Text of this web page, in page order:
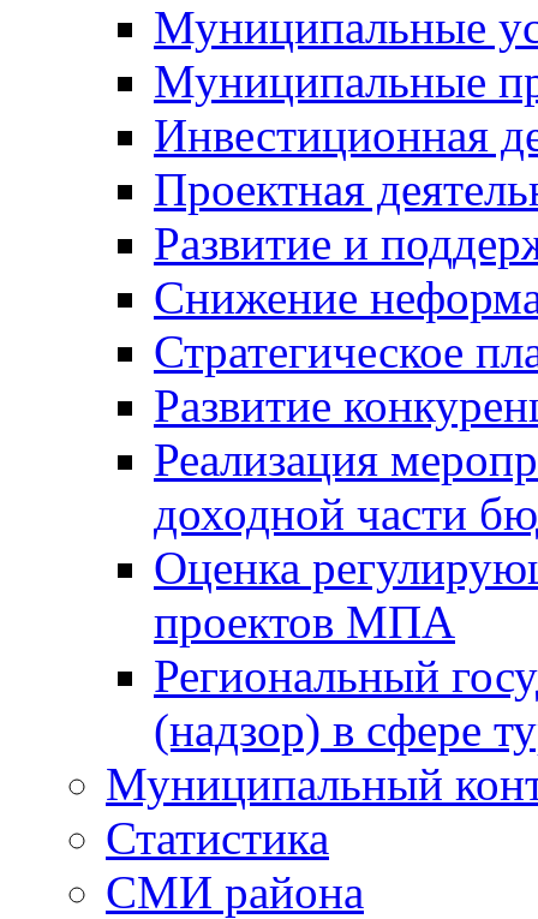
Муниципальные
Муниципальные
Инвестиционная
Проектная
Развитие и
Снижение
Стратегическое
Развитие
Реализация
доходной части
Оценка
проектов МПА
Региональный
(надзор) в сфере
Муниципальный
Статистика
СМИ района